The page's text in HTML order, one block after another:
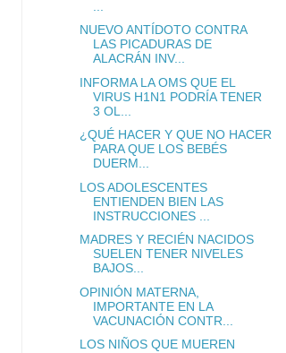
NUEVO ANTÍDOTO CONTRA
LAS PICADURAS DE
ALACRÁN INV...
INFORMA LA OMS QUE EL
VIRUS H1N1 PODRÍA TENER
3 OL...
¿QUÉ HACER Y QUE NO HACER
PARA QUE LOS BEBÉS
DUERM...
LOS ADOLESCENTES
ENTIENDEN BIEN LAS
INSTRUCCIONES ...
MADRES Y RECIÉN NACIDOS
SUELEN TENER NIVELES
BAJOS...
OPINIÓN MATERNA,
IMPORTANTE EN LA
VACUNACIÓN CONTR...
LOS NIÑOS QUE MUEREN